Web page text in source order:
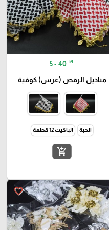
5 - 40 ₪
مناديل الرقص (عرس) كوفية
الحبة الباكيت 12 قطعة
add_shopping_cart
favorite_border